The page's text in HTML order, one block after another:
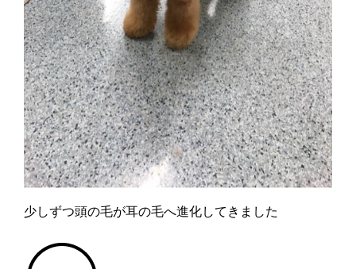
少しずつ頭の毛が耳の毛へ進化してきました